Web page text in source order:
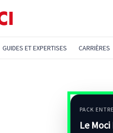
GUIDES ET EXPERTISES CARRIÈRES
PACK
Le